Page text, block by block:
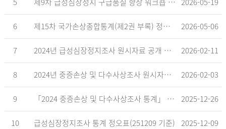
6 제15차 국가손상종합통계(제2권 부록) 정오표('26.5.18. 기준) 2026-05-06
7 2024년 급성심장정지조사 원시자료 공개 알림 2026-02-11
8 2024년 중증손상 및 다수사상조사 원시자료 공개 알림 2026-02-03
9 「2024 중증손상 및 다수사상조사 통계」 공표 2025-12-26
10 급성심장정지조사 통계 정오표(251209 기준) 2025-12-09